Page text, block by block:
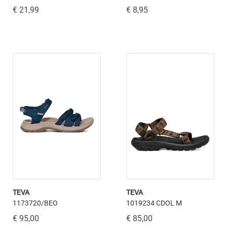
€ 21,99 € 8,95
TEVA
1173720/BEO
€ 95,00
TEVA
1019234 CDOL M
€ 85,00